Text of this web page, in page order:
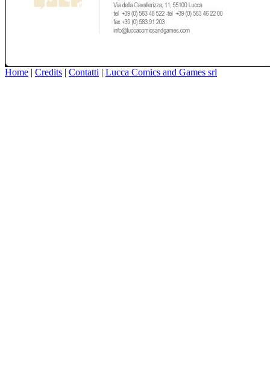
Home | Credits | Contatti | Lucca Comics and Games srl